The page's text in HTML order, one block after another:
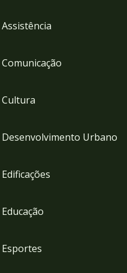
Assistência
Comunicação
Cultura
Desenvolvimento Urbano
Edificações
Educação
Esportes